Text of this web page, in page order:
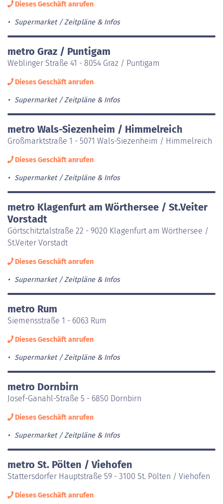
Dieses Geschäft anrufen
Supermarket Zeitpläne & Infos
metro Graz / Puntigam
Weblinger Straße 41 - 8054 Graz / Puntigam
Dieses Geschäft anrufen
Supermarket Zeitpläne & Infos
metro Wals-Siezenheim / Himmelreich
Großmarktstraße 1 - 5071 Wals-Siezenheim / Himmelreich
Dieses Geschäft anrufen
Supermarket Zeitpläne & Infos
metro Klagenfurt am Wörthersee / St.Veiter
Vorstadt
Görtschitztalstraße 22 - 9020 Klagenfurt am Wörthersee /
St.Veiter Vorstadt
Dieses Geschäft anrufen
Supermarket Zeitpläne & Infos
metro Rum
Siemensstraße 1 - 6063 Rum
Dieses Geschäft anrufen
Supermarket Zeitpläne & Infos
metro Dornbirn
Josef-Ganahl-Straße 5 - 6850 Dornbirn
Dieses Geschäft anrufen
Supermarket Zeitpläne & Infos
metro St. Pölten / Viehofen
Stattersdorfer Hauptstraße 59 - 3100 St. Pölten / Viehofen
Dieses Geschäft anrufen